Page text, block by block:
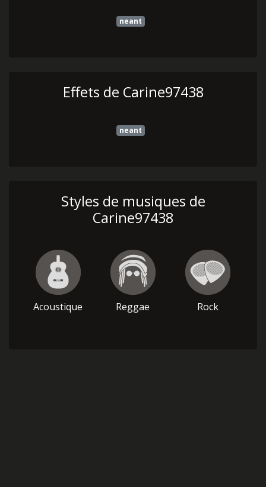
neant
Effets de Carine97438
neant
Styles de musiques de
Carine97438
Acoustique Reggae Rock